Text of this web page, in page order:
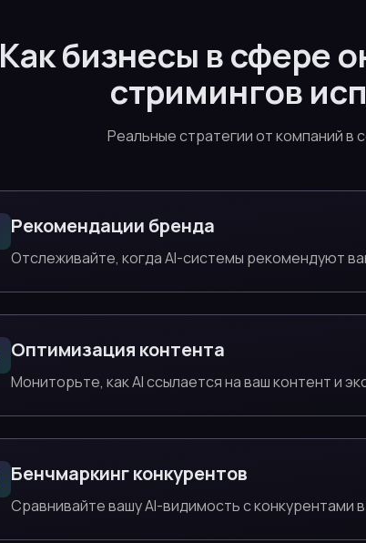
Как бизнесы в сфере
стримингов
Реальные стратегии от компаний
Рекомендации бренда
Отслеживайте, когда AI-системы рекомендуют
Оптимизация контента
Мониторьте, как AI ссылается на ваш контент и
Бенчмаркинг конкурентов
Сравнивайте вашу AI-видимость с